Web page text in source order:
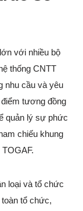
với nhiều bộ
thống CNTT
nhu cầu và yêu
tương đồng
quản lý sự phức
chiếu khung
loại và tổ chức
tổ chức,